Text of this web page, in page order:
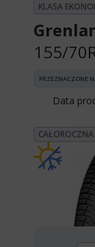
KLASA
155/
PRZEZNACZONE
Data
CAŁOROCZNA